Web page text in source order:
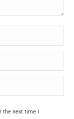
the next time I